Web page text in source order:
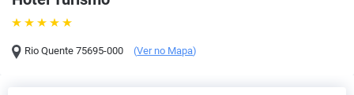
Rio Quente 75695-000 (Ver no Mapa)